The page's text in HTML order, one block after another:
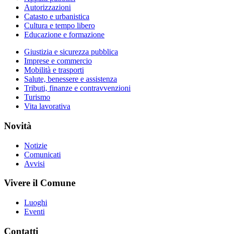
Autorizzazioni
Catasto e urbanistica
Cultura e tempo libero
Educazione e formazione
Giustizia e sicurezza pubblica
Imprese e commercio
Mobilità e trasporti
Salute, benessere e assistenza
Tributi, finanze e contravvenzioni
Turismo
Vita lavorativa
Novità
Notizie
Comunicati
Avvisi
Vivere il Comune
Luoghi
Eventi
Contatti